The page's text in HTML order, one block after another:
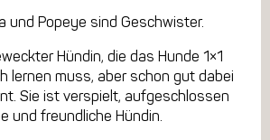
und Popeye sind Geschwister.
Hündin, die das Hunde 1×1
lernen muss, aber schon gut dabei
Sie ist verspielt, aufgeschlossen
und freundliche Hündin.